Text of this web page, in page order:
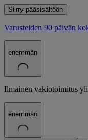
Siirry pääsisältöön
Varusteiden 90 päivän
enemmän
Ilmainen vakiotoimitus
enemmän